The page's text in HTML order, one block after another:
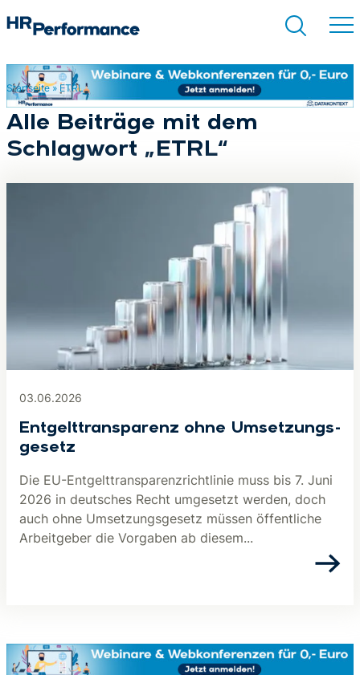
Suchen
Startseite» ETRL
Alle Beiträge mit dem
Schlagwort „ETRL“
03.06.2026
Ent­gelt­trans­pa­renz ohne Um­set­zungs­
ge­setz
Die EU-Entgelttransparenzrichtlinie muss bis 7. Juni
2026 in deutsches Recht umgesetzt werden, doch
auch ohne Umsetzungsgesetz müssen öffentliche
Arbeitgeber die Vorgaben ab diesem...